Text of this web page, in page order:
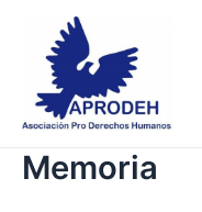
content
Memoria